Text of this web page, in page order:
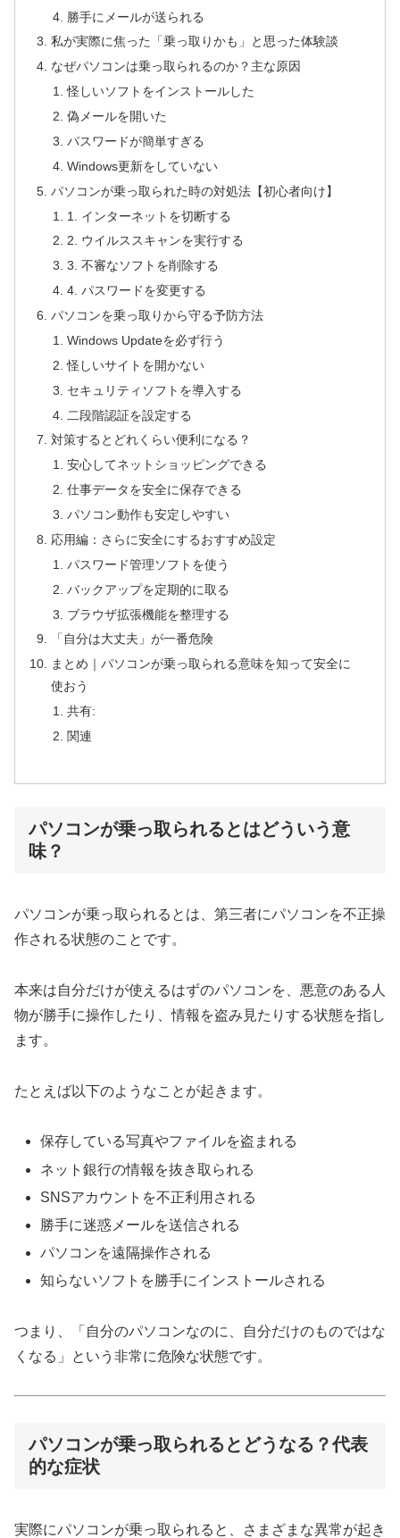
勝手にメールが送られる
私が実際に焦った「乗っ取りかも」と思った体験談
なぜパソコンは乗っ取られるのか？主な原因
怪しいソフトをインストールした
偽メールを開いた
パスワードが簡単すぎる
Windows更新をしていない
パソコンが乗っ取られた時の対処法【初心者向け】
1. インターネットを切断する
2. ウイルススキャンを実行する
3. 不審なソフトを削除する
4. パスワードを変更する
パソコンを乗っ取りから守る予防方法
Windows Updateを必ず行う
怪しいサイトを開かない
セキュリティソフトを導入する
二段階認証を設定する
対策するとどれくらい便利になる？
安心してネットショッピングできる
仕事データを安全に保存できる
パソコン動作も安定しやすい
応用編：さらに安全にするおすすめ設定
パスワード管理ソフトを使う
バックアップを定期的に取る
ブラウザ拡張機能を整理する
「自分は大丈夫」が一番危険
まとめ｜パソコンが乗っ取られる意味を知って安全に
使おう
共有:
関連
パソコンが乗っ取られるとはどういう意
味？
パソコンが乗っ取られるとは、第三者にパソコンを不正操
作される状態のことです。
本来は自分だけが使えるはずのパソコンを、悪意のある人
物が勝手に操作したり、情報を盗み見たりする状態を指し
ます。
たとえば以下のようなことが起きます。
保存している写真やファイルを盗まれる
ネット銀行の情報を抜き取られる
SNSアカウントを不正利用される
勝手に迷惑メールを送信される
パソコンを遠隔操作される
知らないソフトを勝手にインストールされる
つまり、「自分のパソコンなのに、自分だけのものではな
くなる」という非常に危険な状態です。
パソコンが乗っ取られるとどうなる？代表
的な症状
実際にパソコンが乗っ取られると、さまざまな異常が起き